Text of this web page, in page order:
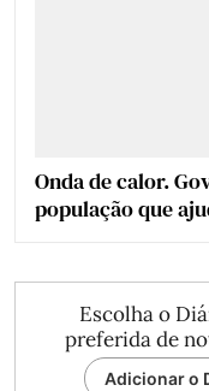
Onda de calor.
população que
Escolha o
preferida de
Adicionar o